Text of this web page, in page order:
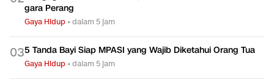
gara Perang
Gaya Hidup •dalam 5 jam
035 Tanda Bayi Siap MPASI yang Wajib Diketahui Orang Tua
Gaya Hidup •dalam 5 jam